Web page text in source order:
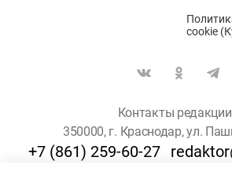
cookie
Контакты
350000, г. Краснодар, ул.
+7 (861) 259-60-27